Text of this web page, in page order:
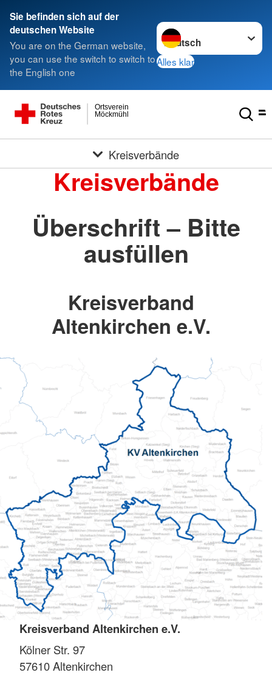
Sie befinden sich auf der
deutschen Website
You are on the German website,
you can use the switch to switch to
the English one
Sprache wechseln zu
Alles klar
Möckmühl
Ortsverein
Kreisverbände
Kreisverbände
Überschrift – Bitte
ausfüllen
Kreisverband
Altenkirchen e.V.
Kreisverband Altenkirchen e.V.
Kölner Str. 97
57610Altenkirchen